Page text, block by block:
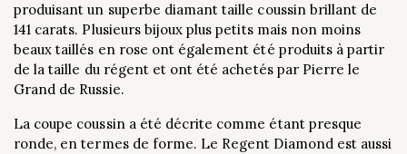
produisant un superbe diamant taille coussin brillant de
141 carats. Plusieurs bijoux plus petits mais non moins
beaux taillés en rose ont également été produits à partir
de la taille du régent et ont été achetés par Pierre le
Grand de Russie.
La coupe coussin a été décrite comme étant presque
ronde, en termes de forme. Le Regent Diamond est aussi